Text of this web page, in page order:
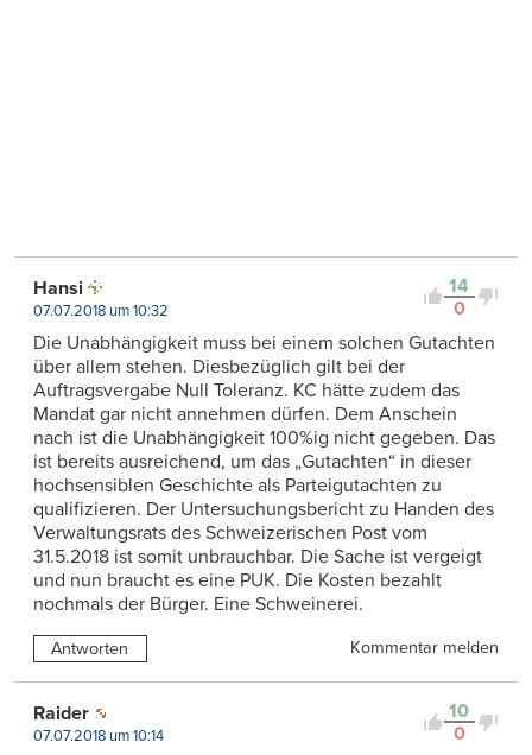
14
0
Hansi
07.07.2018 um 10:32
Die Unabhängigkeit muss bei einem solchen Gutachten
über allem stehen. Diesbezüglich gilt bei der
Auftragsvergabe Null Toleranz. KC hätte zudem das
Mandat gar nicht annehmen dürfen. Dem Anschein
nach ist die Unabhängigkeit 100%ig nicht gegeben. Das
ist bereits ausreichend, um das „Gutachten“ in dieser
hochsensiblen Geschichte als Parteigutachten zu
qualifizieren. Der Untersuchungsbericht zu Handen des
Verwaltungsrats des Schweizerischen Post vom
31.5.2018 ist somit unbrauchbar. Die Sache ist vergeigt
und nun braucht es eine PUK. Die Kosten bezahlt
nochmals der Bürger. Eine Schweinerei.
Antworten Kommentar melden
10
0
Raider
07.07.2018 um 10:14